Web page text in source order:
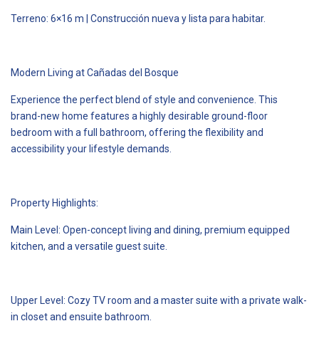
Terreno: 6×16 m | Construcción nueva y lista para habitar.
Modern Living at Cañadas del Bosque
Experience the perfect blend of style and convenience. This
brand-new home features a highly desirable ground-floor
bedroom with a full bathroom, offering the flexibility and
accessibility your lifestyle demands.
Property Highlights:
Main Level: Open-concept living and dining, premium equipped
kitchen, and a versatile guest suite.
Upper Level: Cozy TV room and a master suite with a private walk-
in closet and ensuite bathroom.